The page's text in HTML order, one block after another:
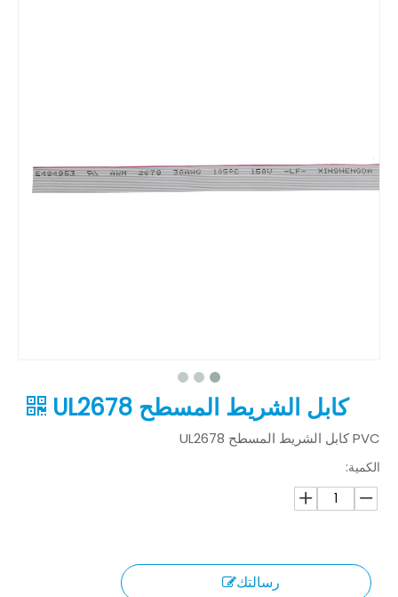
كابل الشريط المسطح UL2678
PVC كابل الشريط المسطح UL2678
الكمية:
رسالتك